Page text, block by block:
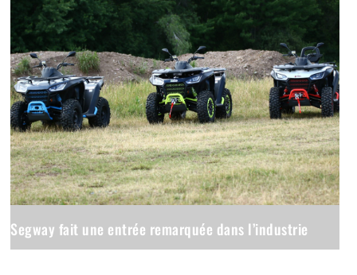
Segway fait une entrée remarquée dans l’industrie